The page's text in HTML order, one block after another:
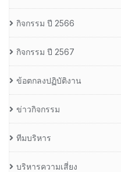
กิจกรรม ปี 2566
กิจกรรม ปี 2567
ข้อตกลงปฏิบัติงาน
ข่าวกิจกรรม
ทีมบริหาร
บริหารความเสี่ยง